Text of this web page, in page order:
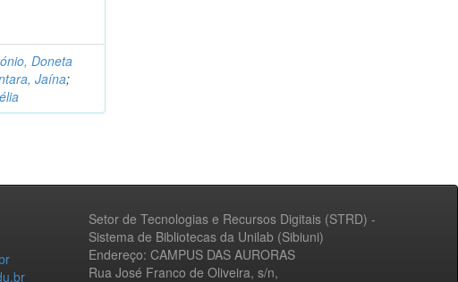
Doneta
Jaína;
Setor de Tecnologias e Recursos Digitais (STRD) -
Sistema de Bibliotecas da Unilab (Sibiuni)
Endereço: CAMPUS DAS AURORAS
Rua José Franco de Oliveira, s/n,